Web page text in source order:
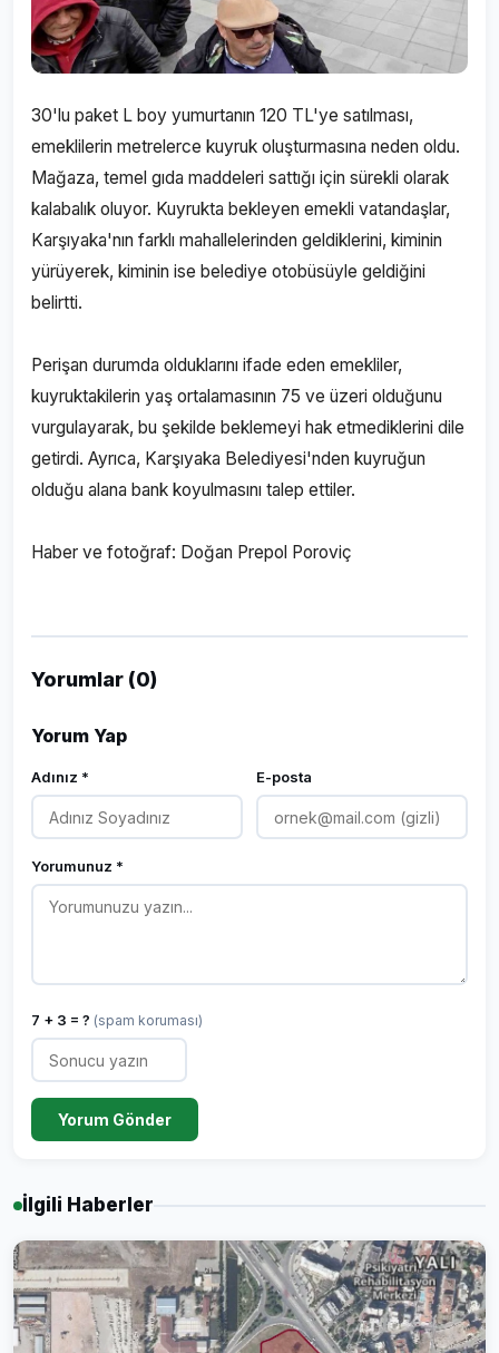
30'lu paket L boy yumurtanın 120 TL'ye satılması,
emeklilerin metrelerce kuyruk oluşturmasına neden oldu.
Mağaza, temel gıda maddeleri sattığı için sürekli olarak
kalabalık oluyor. Kuyrukta bekleyen emekli vatandaşlar,
Karşıyaka'nın farklı mahallelerinden geldiklerini, kiminin
yürüyerek, kiminin ise belediye otobüsüyle geldiğini
belirtti.
Perişan durumda olduklarını ifade eden emekliler,
kuyruktakilerin yaş ortalamasının 75 ve üzeri olduğunu
vurgulayarak, bu şekilde beklemeyi hak etmediklerini dile
getirdi. Ayrıca, Karşıyaka Belediyesi'nden kuyruğun
olduğu alana bank koyulmasını talep ettiler.
Haber ve fotoğraf: Doğan Prepol Poroviç
Yorumlar (0)
Yorum Yap
Adınız * E-posta
Yorumunuz *
7 + 3 = ? (spam koruması)
Yorum Gönder
İlgili Haberler